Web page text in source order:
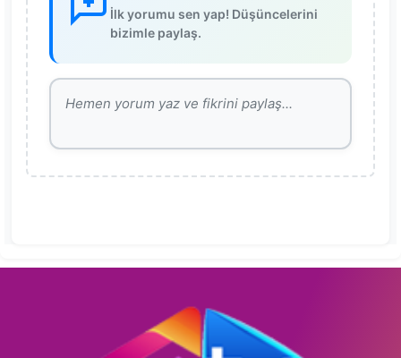
İlk yorumu sen yap! Düşüncelerini
bizimle paylaş.